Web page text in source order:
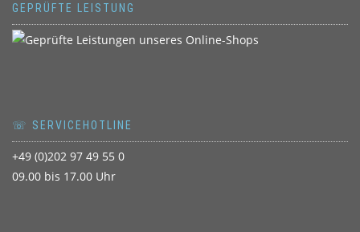
GEPRÜFTE LEISTUNG
☏ SERVICEHOTLINE
+49 (0)202 97 49 55 0
09.00 bis 17.00 Uhr